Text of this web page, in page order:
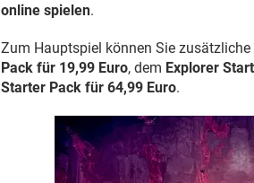
online spielen.
Zum Hauptspiel können Sie
Pack für 19,99 Euro, dem Explorer
Starter Pack für 64,99 Euro.